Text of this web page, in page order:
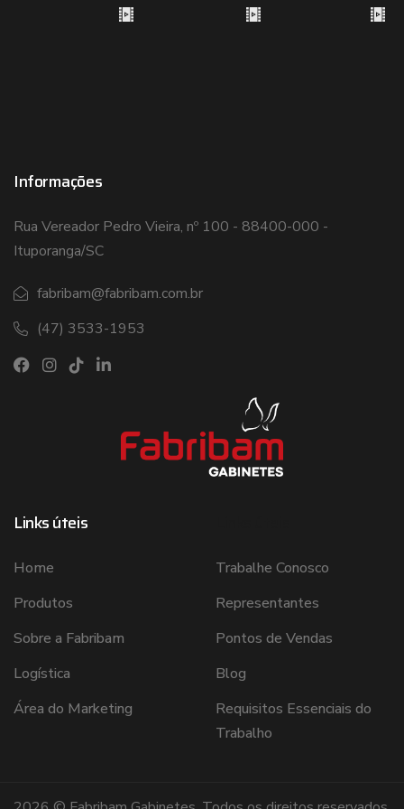
Informações
Rua Vereador Pedro Vieira, nº 100 - 88400-000 -
Ituporanga/SC
fabribam@fabribam.com.br
(47) 3533-1953
Links úteis
Home
Produtos
Sobre a Fabribam
Logística
Área do Marketing
Trabalhe Conosco
Representantes
Pontos de Vendas
Blog
Requisitos Essenciais do
Trabalho